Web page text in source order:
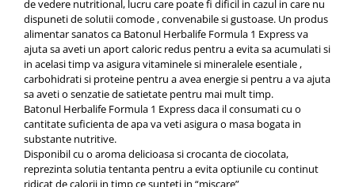
de vedere nutritional, lucru care poate fi dificil in cazul in care nu
dispuneti de solutii comode , convenabile si gustoase. Un produs
alimentar sanatos ca Batonul Herbalife Formula 1 Express va
ajuta sa aveti un aport caloric redus pentru a evita sa acumulati si
in acelasi timp va asigura vitaminele si mineralele esentiale ,
carbohidrati si proteine pentru a avea energie si pentru a va ajuta
sa aveti o senzatie de satietate pentru mai mult timp.
Batonul Herbalife Formula 1 Express daca il consumati cu o
cantitate suficienta de apa va veti asigura o masa bogata in
substante nutritive.
Disponibil cu o aroma delicioasa si crocanta de ciocolata,
reprezinta solutia tentanta pentru a evita optiunile cu continut
ridicat de calorii in timp ce sunteti in “miscare”